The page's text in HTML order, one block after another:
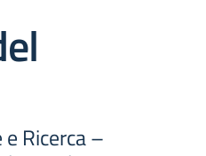
Ricerca –